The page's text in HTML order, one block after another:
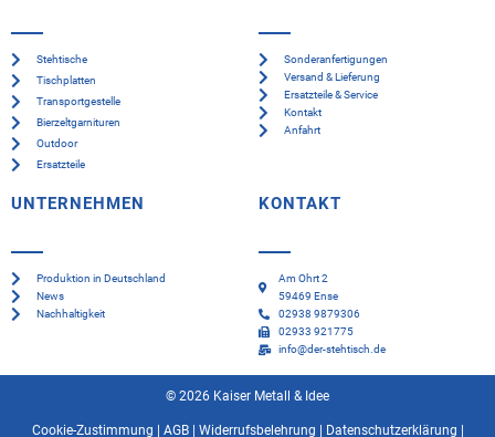
Stehtische
Tischplatten
Transportgestelle
Bierzeltgarnituren
Outdoor
Ersatzteile
Sonderanfertigungen
Versand & Lieferung
Ersatzteile & Service
Kontakt
Anfahrt
UNTERNEHMEN
Produktion in Deutschland
News
Nachhaltigkeit
KONTAKT
Am Ohrt 2
59469 Ense
02938 9879306
02933 921775
info@der-stehtisch.de
© 2026 Kaiser Metall & Idee
Cookie-Zustimmung AGB| Widerrufsbelehrung Datenschutzerklärung